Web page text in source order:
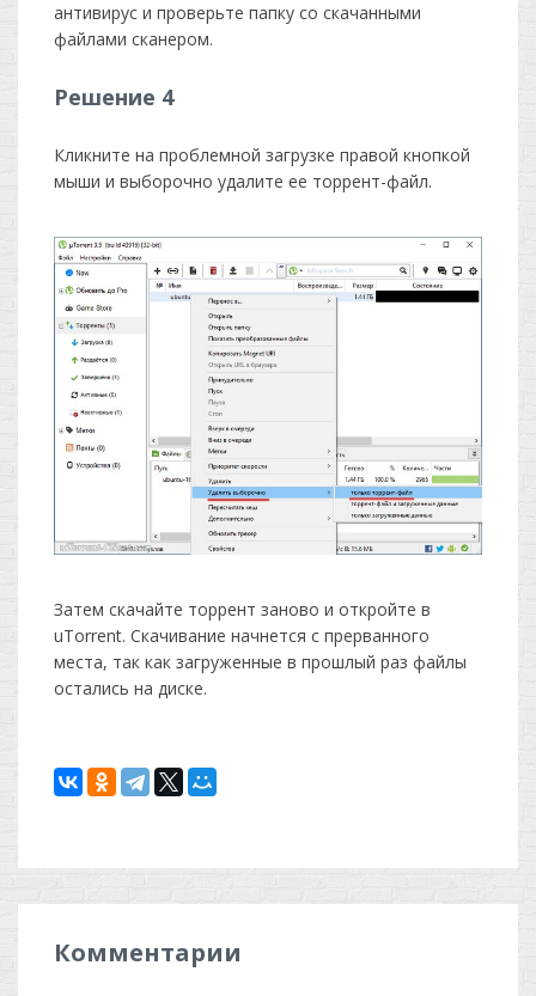
антивирус и проверьте папку со скачанными
файлами сканером.
Решение 4
Кликните на проблемной загрузке правой кнопкой
мыши и выборочно удалите ее торрент-файл.
Затем скачайте торрент заново и откройте в
uTorrent. Скачивание начнется с прерванного
места, так как загруженные в прошлый раз файлы
остались на диске.
Комментарии